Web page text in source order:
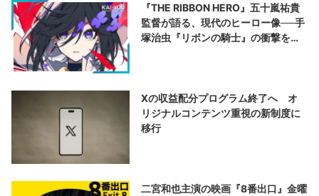
『THE RIBBON HERO』五十嵐祐貴
監督が語る、現代のヒーロー像──手
塚治虫『リボンの騎士』の衝撃を再
Xの収益配分プログラム終了へ オ
リジナルコンテンツ重視の新制度に
移行
二宮和也主演の映画『8番出口』金曜